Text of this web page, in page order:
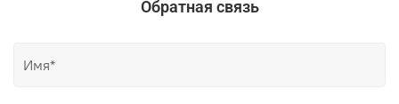
Обратная связь